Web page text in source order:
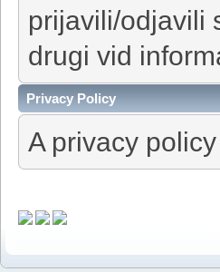
prijavili/odjavili
drugi vid
Privacy Policy
A privacy